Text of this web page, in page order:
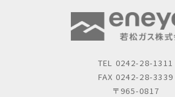
TEL 0242-28-1311
FAX 0242-28-3339
〒965-0817